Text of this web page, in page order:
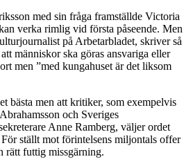
med sin fråga framställde Victoria
verka rimlig vid första påseende. Men
på Arbetarbladet, skriver så
människor ska göras ansvariga eller
men ”med kungahuset är det liksom
bästa men att kritiker, som exempelvis
och Sveriges
Anne Ramberg, väljer ordet
ställt mot förintelsens miljontals offer
rätt futtig missgärning.